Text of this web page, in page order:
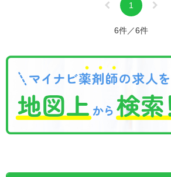
1
6件／6件